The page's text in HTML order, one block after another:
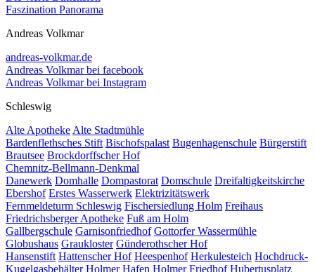
Faszination Panorama
Andreas Volkmar
andreas-volkmar.de
Andreas Volkmar bei facebook
Andreas Volkmar bei Instagram
Schleswig
Alte Apotheke Alte Stadtmühle
Bardenflethsches Stift Bischofspalast Bugenhagenschule Bürgerstift
Brautsee Brockdorffscher Hof
Chemnitz-Bellmann-Denkmal
Danewerk Domhalle Dompastorat Domschule Dreifaltigkeitskirche
Ebershof Erstes Wasserwerk Elektrizitätswerk
Fernmeldeturm Schleswig Fischersiedlung Holm Freihaus
Friedrichsberger Apotheke Fuß am Holm
Gallbergschule Garnisonfriedhof Gottorfer Wassermühle
Globushaus Graukloster Günderothscher Hof
Hansenstift Hattenscher Hof Heespenhof Herkulesteich Hochdruck-
Kugelgasbehälter Holmer Hafen Holmer Friedhof Hubertusplatz